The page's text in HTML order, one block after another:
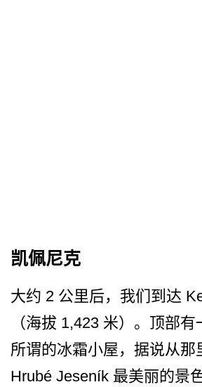
凯佩尼克
大约 2 公里后，我们到达
（海拔 1,423 米）。顶部
所谓的冰霜小屋，据说从那
Hrubé Jeseník 最美丽的景